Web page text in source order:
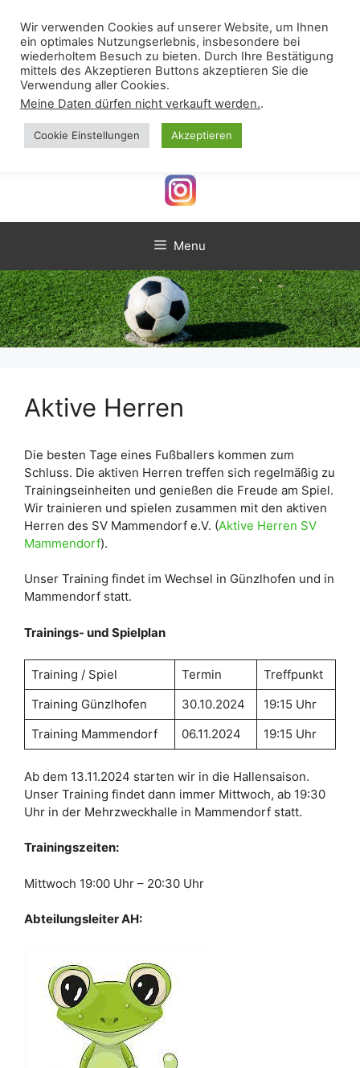
content
VSST Günzlhofen-
Oberschweinbach e.V.
Verein für Sport, Spiel und Tanz
Menu
Aktive Herren
Die besten Tage eines Fußballers kommen zum
Schluss. Die aktiven Herren treffen sich regelmäßig zu
Trainingseinheiten und genießen die Freude am Spiel.
Wir trainieren und spielen zusammen mit den aktiven
Herren des SV Mammendorf e.V. (Aktive Herren SV
Mammendorf).
Unser Training findet im Wechsel in Günzlhofen und in
Mammendorf statt.
Trainings- und Spielplan
Training / Spiel Termin
Treffpunkt
Training Günzlhofen
30.10.2024
19:15 Uhr
Training Mammendorf
06.11.2024 19:15 Uhr
Ab dem 13.11.2024 starten wir in die Hallensaison.
Unser Training findet dann immer Mittwoch, ab 19:30
Uhr in der Mehrzweckhalle in Mammendorf statt.
Trainingszeiten:
Mittwoch 19:00 Uhr – 20:30 Uhr
Abteilungsleiter AH:
Wir verwenden Cookies auf unserer Website, um Ihnen
ein optimales Nutzungserlebnis, insbesondere bei
wiederholtem Besuch zu bieten. Durch Ihre Bestätigung
mittels des Akzeptieren Buttons akzeptieren Sie die
Verwendung aller Cookies.
Meine Daten dürfen nicht verkauft werden..
Cookie Einstellungen Akzeptieren